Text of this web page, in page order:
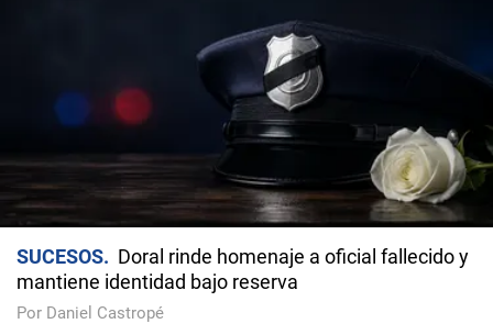
SUCESOS
Doral rinde homenaje a oficial fallecido y
mantiene identidad bajo reserva
Por Daniel Castropé